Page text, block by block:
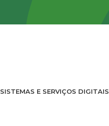
SISTEMAS E SERVIÇOS DIGITAIS